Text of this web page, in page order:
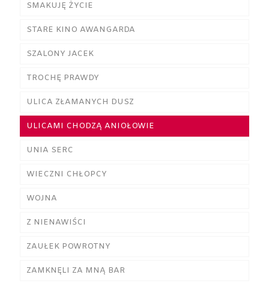
SMAKUJĘ ŻYCIE
STARE KINO AWANGARDA
SZALONY JACEK
TROCHĘ PRAWDY
ULICA ZŁAMANYCH DUSZ
ULICAMI CHODZĄ ANIOŁOWIE
UNIA SERC
WIECZNI CHŁOPCY
WOJNA
Z NIENAWIŚCI
ZAUŁEK POWROTNY
ZAMKNĘLI ZA MNĄ BAR